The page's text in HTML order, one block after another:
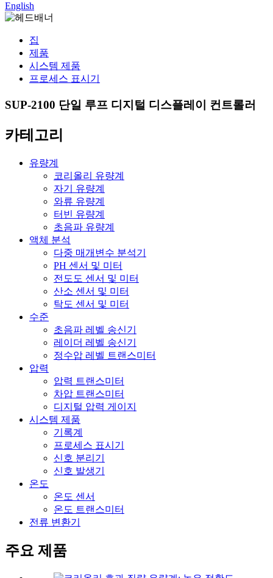
English
집
제품
시스템 제품
프로세스 표시기
SUP-2100 단일 루프 디지털 디스플레이 컨트롤러
카테고리
유량계
코리올리 유량계
자기 유량계
와류 유량계
터빈 유량계
초음파 유량계
액체 분석
다중 매개변수 분석기
PH 센서 및 미터
전도도 센서 및 미터
산소 센서 및 미터
탁도 센서 및 미터
수준
초음파 레벨 송신기
레이더 레벨 송신기
정수압 레벨 트랜스미터
압력
압력 트랜스미터
차압 트랜스미터
디지털 압력 게이지
시스템 제품
기록계
프로세스 표시기
신호 분리기
신호 발생기
온도
온도 센서
온도 트랜스미터
전류 변환기
주요 제품